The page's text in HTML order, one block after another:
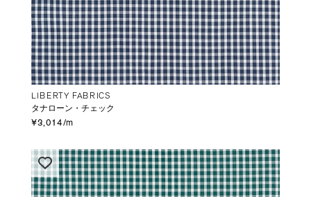
LIBERTY FABRICS
タナローン・チェック
¥3,014/m